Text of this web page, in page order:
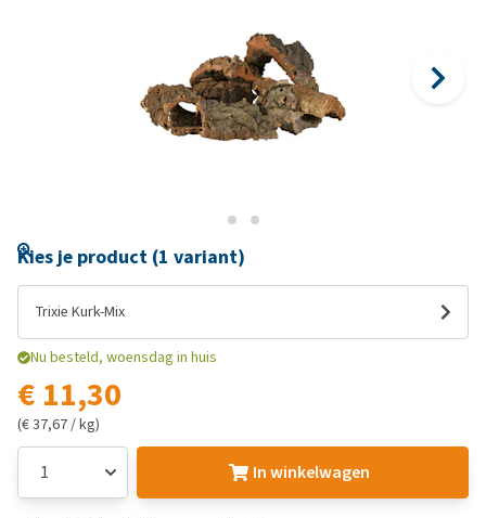
Kies je product (1 variant)
Trixie Kurk-Mix
Nu besteld, woensdag in huis
€ 11,30
(€ 37,67 / kg)
In winkelwagen